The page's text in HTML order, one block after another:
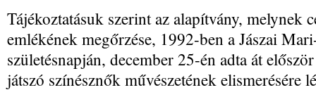
Tájékoztatásuk szerint az alapítvány, melynek
emlékének megőrzése, 1992-ben a Jászai
születésnapján, december 25-én adta át
játszó színésznők művészetének elismerésére